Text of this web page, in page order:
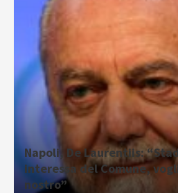
Napoli, De Laurentiis:
interessa del Comune,
nostro”